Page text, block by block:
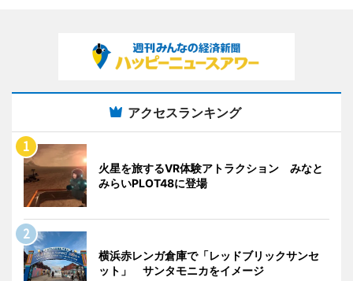
アクセスランキング
火星を旅するVR体験アトラクション みなと
みらいPLOT48に登場
横浜赤レンガ倉庫で「レッドブリックサンセ
ット」 サンタモニカをイメージ